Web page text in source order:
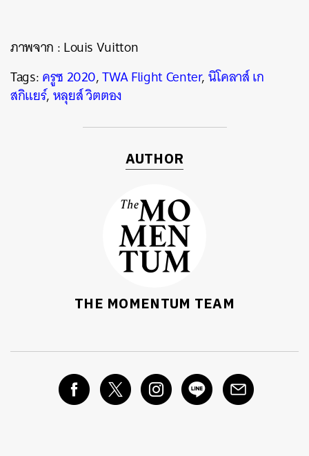
ภาพจาก : Louis Vuitton
Tags:ครูซ 2020,TWA Flight Center,นิโคลาส์ เก
สกิแยร์,หลุยส์ วิตตอง
AUTHOR
THE MOMENTUM TEAM